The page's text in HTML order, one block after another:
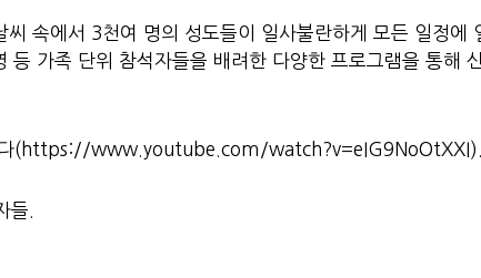
속에서 3천여 명의 성도들이 일사불란하게 모든 일정에
가족 단위 참석자들을 배려한 다양한 프로그램을 통해 신
다(https://www.youtube.com/watch?v=eIG9NoOtXXI).